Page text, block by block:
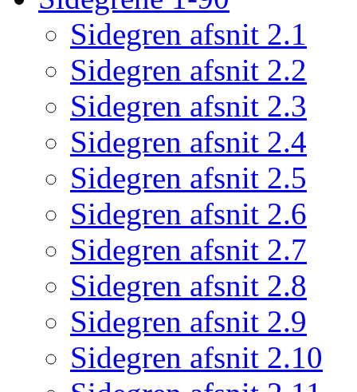
Sidegren afsnit 2.1
Sidegren afsnit 2.2
Sidegren afsnit 2.3
Sidegren afsnit 2.4
Sidegren afsnit 2.5
Sidegren afsnit 2.6
Sidegren afsnit 2.7
Sidegren afsnit 2.8
Sidegren afsnit 2.9
Sidegren afsnit 2.10